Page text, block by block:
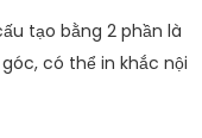
tạo bằng 2 phần là
có thể in khắc nội